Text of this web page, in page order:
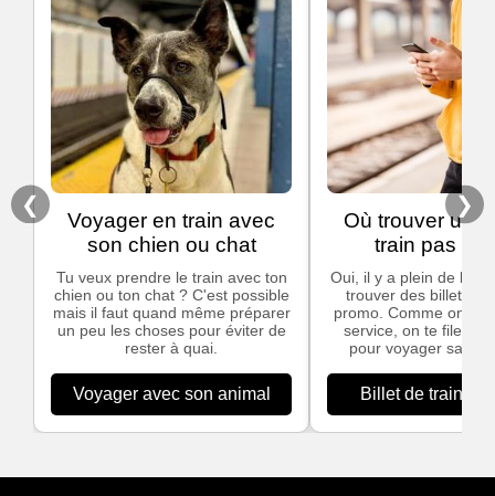
❮
Voyager en train avec
son chien ou chat
Tu veux prendre le train avec ton
chien ou ton chat ? C'est possible
mais il faut quand même préparer
un peu les choses pour éviter de
rester à quai.
Voyager avec son animal
Où trouver un
train pas
Oui, il y a plein de bon
trouver des billets
promo. Comme on
service, on te file nos
pour voyager sans
Billet de train
❯